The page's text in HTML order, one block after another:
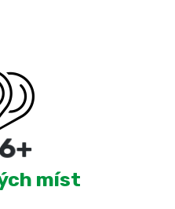
+
míst